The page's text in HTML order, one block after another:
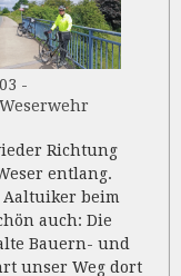
03 -
Weserwehr
Richtung
entlang.
Aaltuiker beim
auch: Die
Bauern- und
unser Weg dort